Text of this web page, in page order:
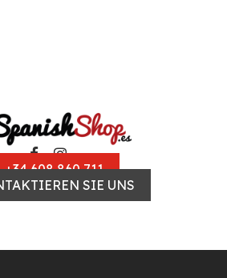
+34 608 860 711
SIE UNS